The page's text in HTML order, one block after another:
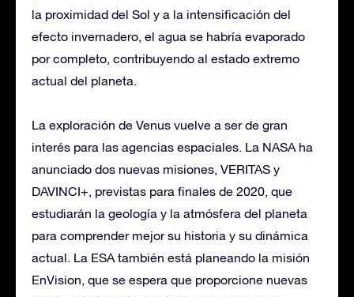
la proximidad del Sol y a la intensificación del
efecto invernadero, el agua se habría evaporado
por completo, contribuyendo al estado extremo
actual del planeta.
La exploración de Venus vuelve a ser de gran
interés para las agencias espaciales. La NASA ha
anunciado dos nuevas misiones, VERITAS y
DAVINCI+, previstas para finales de 2020, que
estudiarán la geología y la atmósfera del planeta
para comprender mejor su historia y su dinámica
actual. La ESA también está planeando la misión
EnVision, que se espera que proporcione nuevas